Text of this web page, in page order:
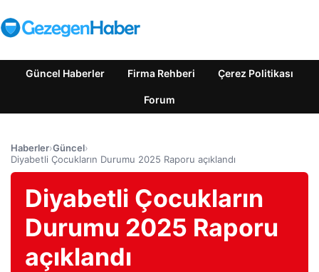
Güncel Haberler Firma Rehberi Çerez Politikası
Forum
Haberler›Güncel›
Diyabetli Çocukların Durumu 2025 Raporu açıklandı
Diyabetli Çocukların
Durumu 2025 Raporu
açıklandı